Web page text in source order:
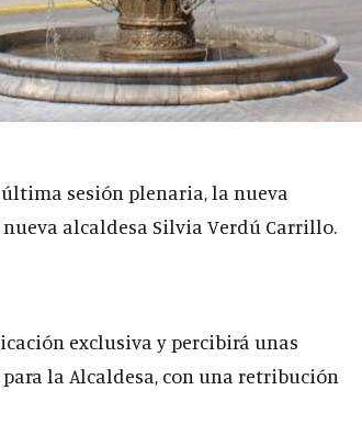
sesión plenaria, la nueva
alcaldesa Silvia Verdú Carrillo.
exclusiva y percibirá unas
la Alcaldesa, con una retribución